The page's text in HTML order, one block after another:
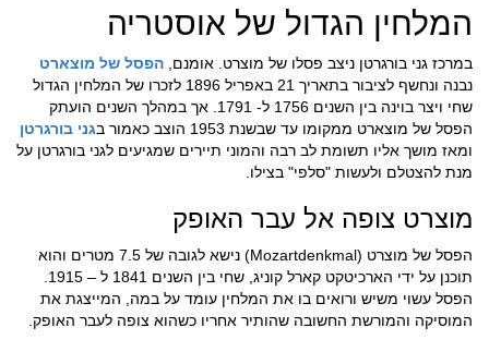
המלחין הגדול של אוסטריה
במרכז גני בורגרטן ניצב פסלו של מוצרט. אומנם, הפסל של מוצארט
נבנה ונחשף לציבור בתאריך 21 באפריל 1896 לזכרו של המלחין הגדול
שחי ויצר בוינה בין השנים 1756 ל- 1791. אך במהלך השנים הועתק
הפסל של מוצארט ממקומו עד שבשנת 1953 הוצב כאמור ב
גני בורגרטן
ומאז מושך אליו תשומת לב רבה והמוני תיירים שמגיעים לגני בורגרטן על
מנת להצטלם ולעשות "סלפי" בצילו.
מוצרט צופה אל עבר האופק
הפסל של מוצרט (Mozartdenkmal) נישא לגובה של 7.5 מטרים והוא
הפסל עשוי משיש ורואים בו את המלחין עומד על במה, המייצגת את
המוסיקה והמורשת החשובה שהותיר אחריו כשהוא צופה לעבר האופק.